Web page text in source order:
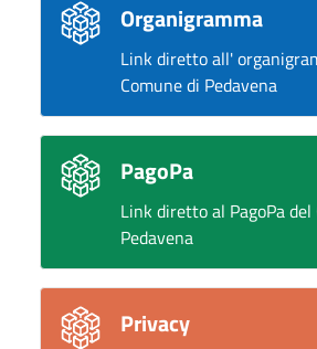
Organigramma
Link diretto all'
Comune di Pedavena
PagoPa
Link diretto al PagoPa del
Pedavena
Privacy